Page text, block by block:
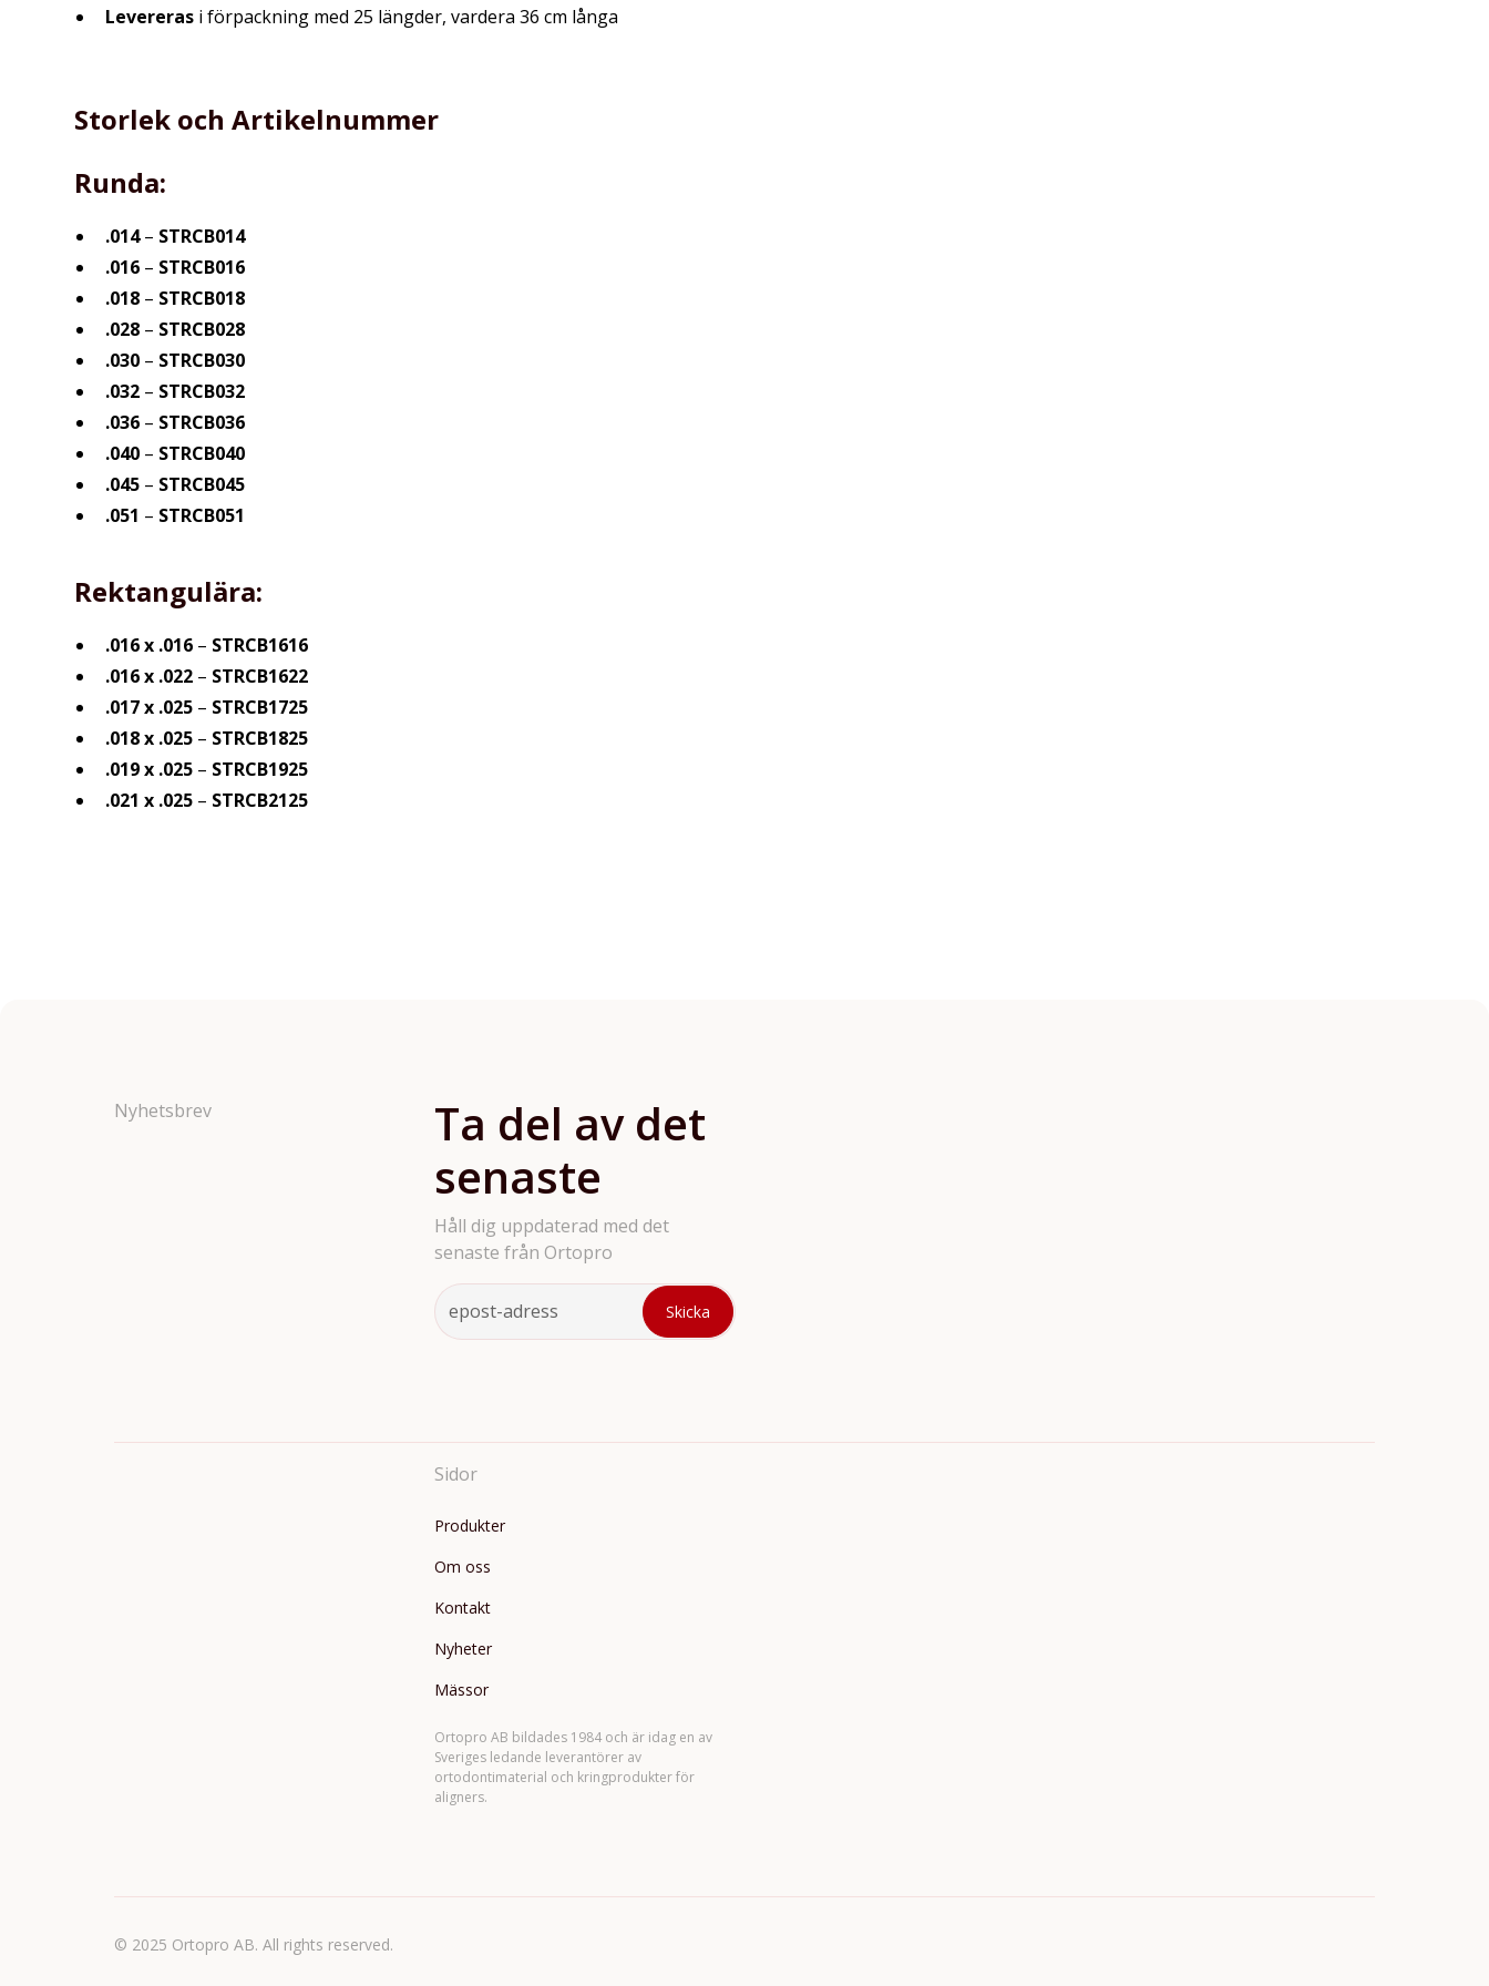
Levereras i förpackning med 25 längder, vardera 36 cm långa
Storlek och Artikelnummer
Runda:
.014– STRCB014
.016 – STRCB016
.018 – STRCB018
.028 – STRCB028
.030 – STRCB030
.032 – STRCB032
.036 – STRCB036
.040 – STRCB040
.045 – STRCB045
.051 – STRCB051
Rektangulära:
.016 x .016 – STRCB1616
.016 x .022 – STRCB1622
.017 x .025 – STRCB1725
.018 x .025 – STRCB1825
.019 x .025 – STRCB1925
.021 x .025 – STRCB2125
Nyhetsbrev
Ta del av det
senaste
Håll dig uppdaterad med det
senaste från Ortopro
Sidor
Produkter
Om oss
Kontakt
Nyheter
Mässor
Ortopro AB bildades 1984 och är idag en av
Sveriges ledande leverantörer av
ortodontimaterial och kringprodukter för
aligners.
© 2025 Ortopro AB. All rights reserved.